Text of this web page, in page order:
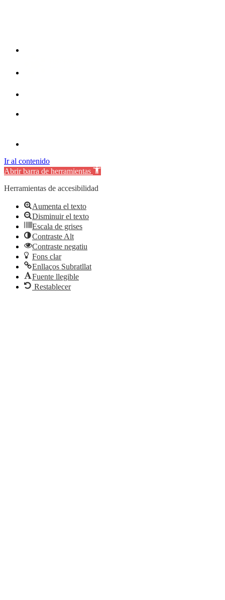
Ir al contenido
Abrir barra de herramientas
Herramientas de accesibilidad
Aumenta el texto
Disminuir el texto
Escala de grises
Contraste Alt
Contraste negatiu
Fons clar
Enllaços Subratllat
Fuente llegible
Restablecer